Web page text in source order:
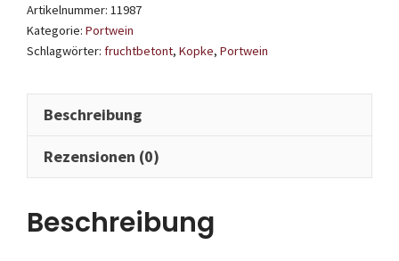
375ml
Menge
Artikelnummer: 11987
Kategorie: Portwein
Schlagwörter: fruchtbetont, Kopke, Portwein
Beschreibung
Rezensionen (0)
Beschreibung